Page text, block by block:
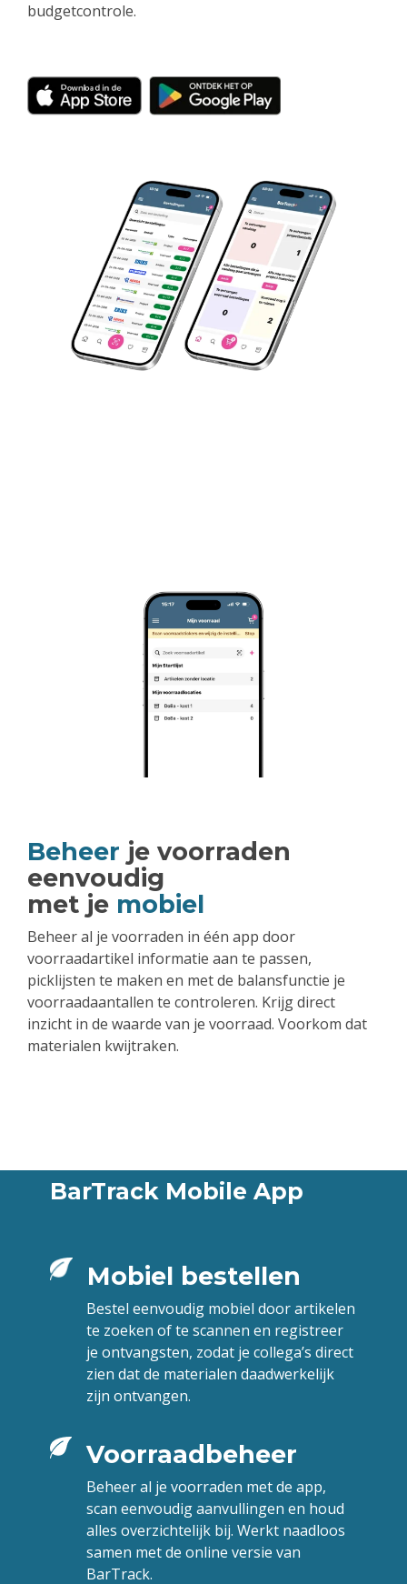
budgetcontrole.
Beheer je voorraden
eenvoudig
met je mobiel
Beheer al je voorraden in één app door
voorraadartikel informatie aan te passen,
picklijsten te maken en met de balansfunctie je
voorraadaantallen te controleren. Krijg direct
inzicht in de waarde van je voorraad. Voorkom dat
materialen kwijtraken.
BarTrack Mobile App
Mobiel bestellen
Bestel eenvoudig mobiel door artikelen
te zoeken of te scannen en registreer
je ontvangsten, zodat je collega’s direct
zien dat de materialen daadwerkelijk
zijn ontvangen.
Voorraadbeheer
Beheer al je voorraden met de app,
scan eenvoudig aanvullingen en houd
alles overzichtelijk bij. Werkt naadloos
samen met de online versie van
BarTrack.